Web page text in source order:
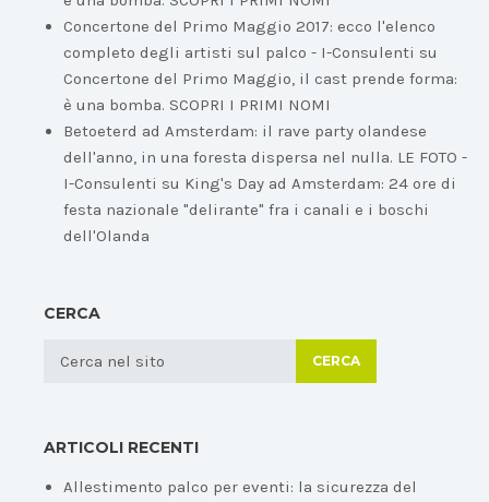
Concertone del Primo Maggio 2017: ecco l'elenco
completo degli artisti sul palco - I-Consulenti su
Concertone del Primo Maggio, il cast prende forma:
è una bomba. SCOPRI I PRIMI NOMI
Betoeterd ad Amsterdam: il rave party olandese
dell'anno, in una foresta dispersa nel nulla. LE FOTO -
I-Consulenti su King's Day ad Amsterdam: 24 ore di
festa nazionale "delirante" fra i canali e i boschi
dell'Olanda
CERCA
CERCA
ARTICOLI RECENTI
Allestimento palco per eventi: la sicurezza del